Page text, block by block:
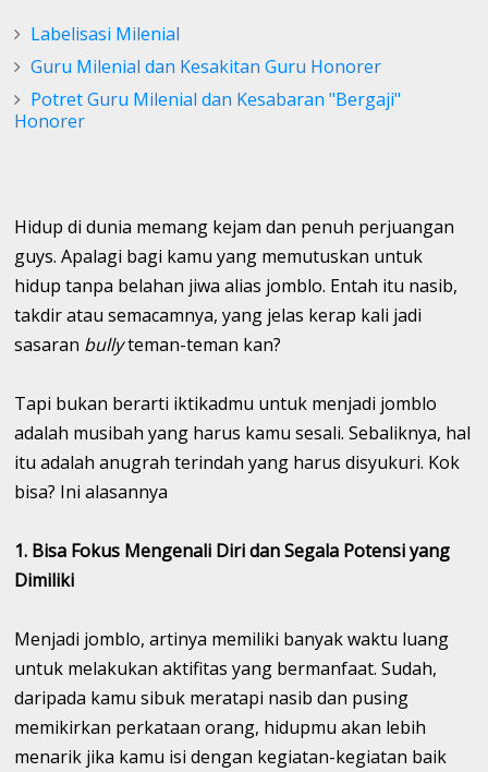
Labelisasi Milenial
Guru Milenial dan Kesakitan Guru Honorer
Potret Guru Milenial dan Kesabaran "Bergaji"
Honorer
Hidup di dunia memang kejam dan penuh perjuangan
guys. Apalagi bagi kamu yang memutuskan untuk
hidup tanpa belahan jiwa alias jomblo. Entah itu nasib,
takdir atau semacamnya, yang jelas kerap kali jadi
sasaran bullyteman-teman kan?
Tapi bukan berarti iktikadmu untuk menjadi jomblo
adalah musibah yang harus kamu sesali. Sebaliknya, hal
itu adalah anugrah terindah yang harus disyukuri. Kok
bisa? Ini alasannya
1. Bisa Fokus Mengenali Diri dan Segala Potensi yang
Dimiliki
Menjadi jomblo, artinya memiliki banyak waktu luang
untuk melakukan aktifitas yang bermanfaat. Sudah,
daripada kamu sibuk meratapi nasib dan pusing
memikirkan perkataan orang, hidupmu akan lebih
menarik jika kamu isi dengan kegiatan-kegiatan baik